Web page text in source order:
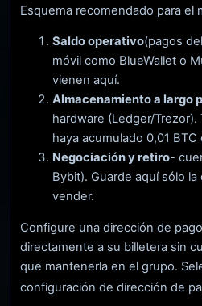
Esquema recomendado para el
Saldo operativo(pagos
móvil como BlueWallet o
vienen aquí.
Almacenamiento a largo
hardware (Ledger/
haya acumulado 0,01 BTC
Negociación y retiro-
Bybit). Guarde aquí sólo
vender.
Configure una dirección de
directamente a su billetera sin
que mantenerla en el grupo.
configuración de dirección de